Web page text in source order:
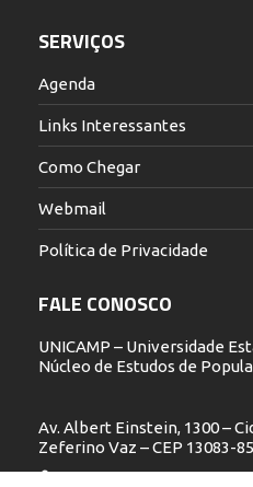
SERVIÇOS
Agenda
Links Interessantes
Como Chegar
Webmail
Política de Privacidade
FALE CONOSCO
UNICAMP – Universidade
Núcleo de Estudos de
Av. Albert Einstein, 1300 –
Zeferino Vaz – CEP 13083-